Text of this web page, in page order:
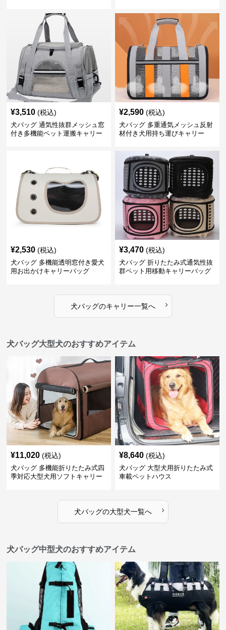
¥3,510 (税込)
犬バッグ 通気性抜群メッシュ窓
付き多機能ペット運搬キャリー
¥2,590 (税込)
犬バッグ 多重通気メッシュ反射
材付き犬用持ち運びキャリー
¥2,530 (税込)
犬バッグ 多機能透明窓付き愛犬
用お出かけキャリーバッグ
¥3,470 (税込)
犬バッグ 折りたたみ式通気性抜
群ペット用移動キャリーバッグ
犬バッグのキャリー一覧へ ›
犬バッグ大型犬のおすすめアイテム
¥11,020 (税込)
犬バッグ 多機能折りたたみ式四
季対応大型犬用ソフトキャリー
¥8,640 (税込)
犬バッグ 大型犬用折りたたみ式
車載ペットハウス
犬バッグの大型犬一覧へ ›
犬バッグ中型犬のおすすめアイテム